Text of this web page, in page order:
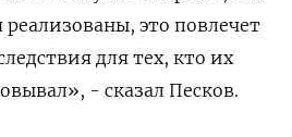
это повлечет
для тех, кто их
- сказал Песков.